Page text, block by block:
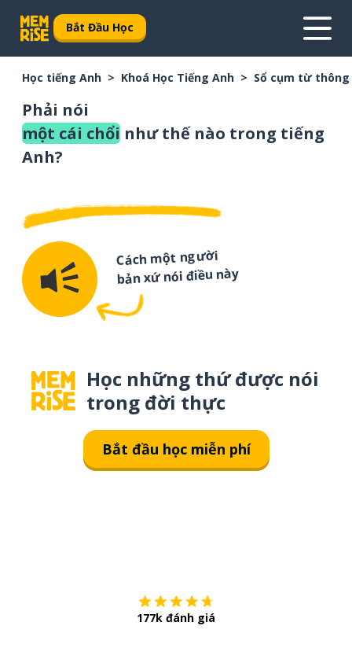
Bắt Đầu Học
Học tiếng Anh Khoá Học Tiếng Anh Sổ cụm từ
Phải nói
một cái chổi như thế nào trong tiếng
Anh?
Cách một người
bản xứ nói điều này
Học những thứ được nói
trong đời thực
Bắt đầu học miễn phí
177k đánh giá